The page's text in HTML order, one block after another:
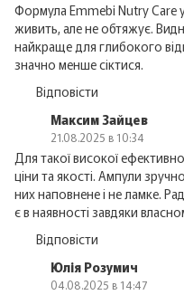
Формула Emmebi Nutry Care
живить, але не обтяжує.
найкраще для глибокого
значно менше сіктися.
Відповісти
Максим Зайцев
21.08.2025 в 10:34
Для такої високої
ціни та якості. Ампули
них наповнене і не ламке.
є в наявності завдяки
Відповісти
Юлія Розумич
04.08.2025 в 14:47